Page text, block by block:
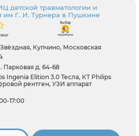
детской травматологии и
им Г. И. Турнера в Пушкине
Купчино, Московская
Парковая д. 64-68
Ingenia Elition 3.0 Тесла, КТ Philips
рентген, УЗИ аппарат
17:00